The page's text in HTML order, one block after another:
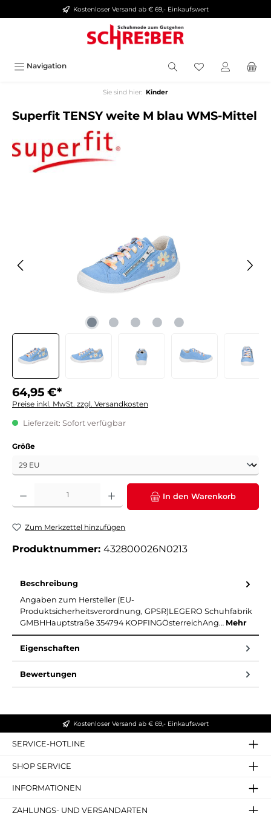
springen Kostenloser Versand ab € 69,- Einkaufswert
Navigation
Sie sind hier: Kinder
Superfit TENSY weite M blau WMS-Mittel
64,95 €*
Preise inkl. MwSt. zzgl. Versandkosten
Lieferzeit: Sofort verfügbar
Größeauswählen
Produkt Anzahl: Gib den gewünschten Wert ein oder benutze die Schaltflächen um
In den Warenkorb
Zum Merkzettel hinzufügen
Produktnummer: 432800026N0213
Beschreibung
Angaben zum Hersteller (EU-
Produktsicherheitsverordnung, GPSR)LEGERO Schuhfabrik
GMBHHauptstraße 354794 KOPFINGÖsterreichAng… Mehr
Eigenschaften
Bewertungen
Kostenloser Versand ab € 69,- Einkaufswert
SERVICE-HOTLINE
SHOP SERVICE
INFORMATIONEN
ZAHLUNGS- UND VERSANDARTEN